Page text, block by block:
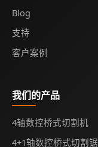
Blog
支持
客户案例
我们的产品
4轴数控桥式切割机
4+1轴数控桥式切割锯